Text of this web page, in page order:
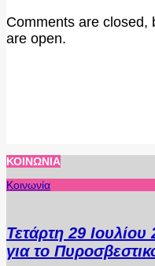
Comments are closed,
are open.
ΚΟΙΝΩΝΊΑ
Κοινωνία
Τετάρτη 29
για το